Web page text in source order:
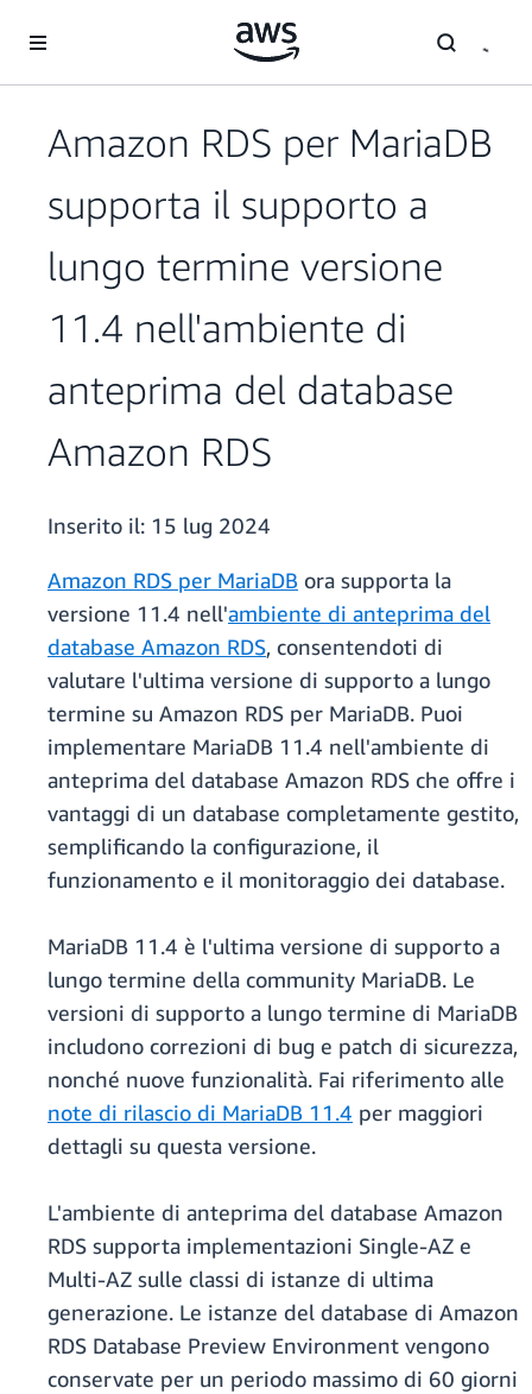
Amazon RDS per MariaDB
supporta il supporto a
lungo termine versione
11.4 nell'ambiente di
anteprima del database
Amazon RDS
Inserito il: 15 lug 2024
Amazon RDS per MariaDB ora supporta la
versione 11.4 nell'ambiente di anteprima del
database Amazon RDS, consentendoti di
valutare l'ultima versione di supporto a lungo
termine su Amazon RDS per MariaDB. Puoi
implementare MariaDB 11.4 nell'ambiente di
anteprima del database Amazon RDS che offre i
vantaggi di un database completamente gestito,
semplificando la configurazione, il
funzionamento e il monitoraggio dei database.
MariaDB 11.4 è l'ultima versione di supporto a
lungo termine della community MariaDB. Le
versioni di supporto a lungo termine di MariaDB
includono correzioni di bug e patch di sicurezza,
nonché nuove funzionalità. Fai riferimento alle
note di rilascio di MariaDB 11.4 per maggiori
dettagli su questa versione.
L'ambiente di anteprima del database Amazon
RDS supporta implementazioni Single-AZ e
Multi-AZ sulle classi di istanze di ultima
generazione. Le istanze del database di Amazon
RDS Database Preview Environment vengono
conservate per un periodo massimo di 60 giorni